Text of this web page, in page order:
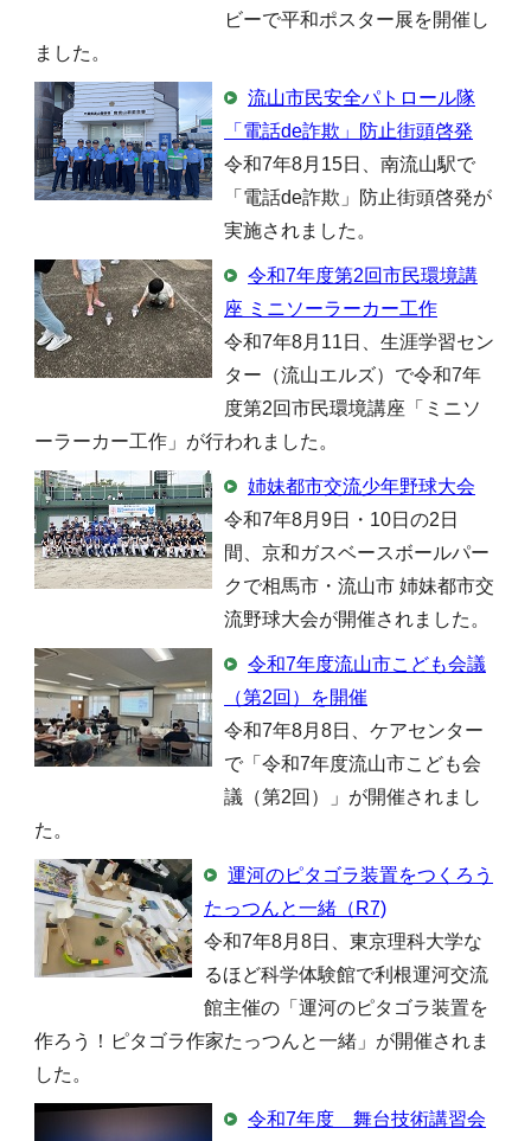
ビーで平和ポスター展を開催し
ました。
流山市民安全パトロール隊
「電話de詐欺」防止街頭啓発
令和7年8月15日、南流山駅で
「電話de詐欺」防止街頭啓発が
実施されました。
令和7年度第2回市民環境講
座 ミニソーラーカー工作
令和7年8月11日、生涯学習セン
ター（流山エルズ）で令和7年
度第2回市民環境講座「ミニソ
ーラーカー工作」が行われました。
姉妹都市交流少年野球大会
令和7年8月9日・10日の2日
間、京和ガスベースボールパー
クで相馬市・流山市 姉妹都市交
流野球大会が開催されました。
令和7年度流山市こども会議
（第2回）を開催
令和7年8月8日、ケアセンター
で「令和7年度流山市こども会
議（第2回）」が開催されまし
た。
運河のピタゴラ装置をつくろう
たっつんと一緒（R7)
令和7年8月8日、東京理科大学な
るほど科学体験館で利根運河交流
館主催の「運河のピタゴラ装置を
作ろう！ピタゴラ作家たっつんと一緒」が開催されま
した。
令和7年度 舞台技術講習会